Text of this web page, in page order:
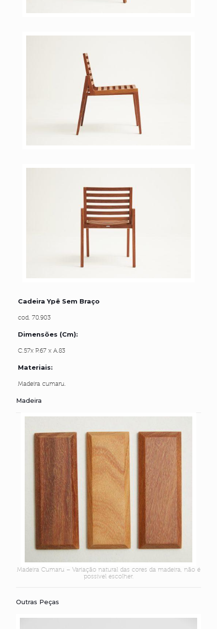
Cadeira Ypê Sem Braço
cod. 70.903
Dimensões (cm):
C.57x P.67 x A.83
Materiais:
Madeira cumaru.
Madeira
Madeira Cumaru – Variação natural das cores da madeira, não é
possível escolher.
Outras Peças